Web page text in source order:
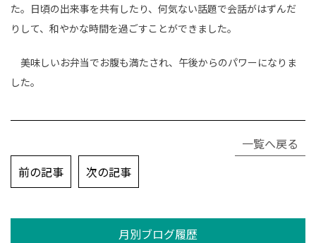
た。日頃の出来事を共有したり、何気ない話題で会話がはずんだ
りして、和やかな時間を過ごすことができました。
美味しいお弁当でお腹も満たされ、午後からのパワーになりま
した。
投
稿
ビ
前の記事 次の記事
一覧へ戻る
月別ブログ履歴